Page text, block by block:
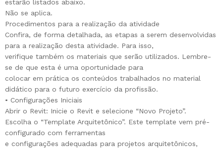
estarão listados abaixo.
Não se aplica.
Procedimentos para a realização da atividade
Confira, de forma detalhada, as etapas a serem desenvolvidas
para a realização desta atividade. Para isso,
verifique também os materiais que serão utilizados. Lembre-
se de que esta é uma oportunidade para
colocar em prática os conteúdos trabalhados no material
didático para o futuro exercício da profissão.
• Configurações Iniciais
Abrir o Revit: Inicie o Revit e selecione “Novo Projeto”.
Escolha o “Template Arquitetônico”. Este template vem pré-
configurado com ferramentas
e configurações adequadas para projetos arquitetônicos,